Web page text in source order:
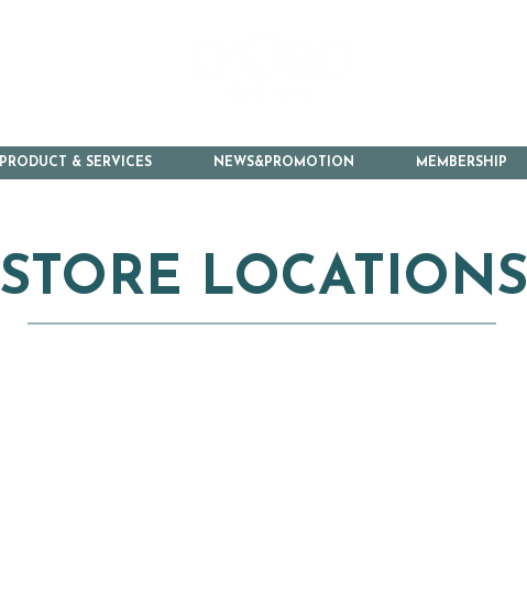
PRODUCT & SERVICES NEWS&PROMOTION MEMBERSHIP
STORE LOCATIONS